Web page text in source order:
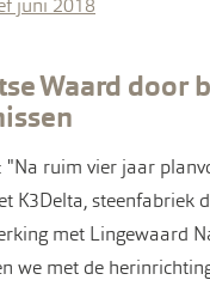
juni 2018
Waard door
"Na ruim vier jaar
K3Delta, steenfabriek
met Lingewaard
we met de